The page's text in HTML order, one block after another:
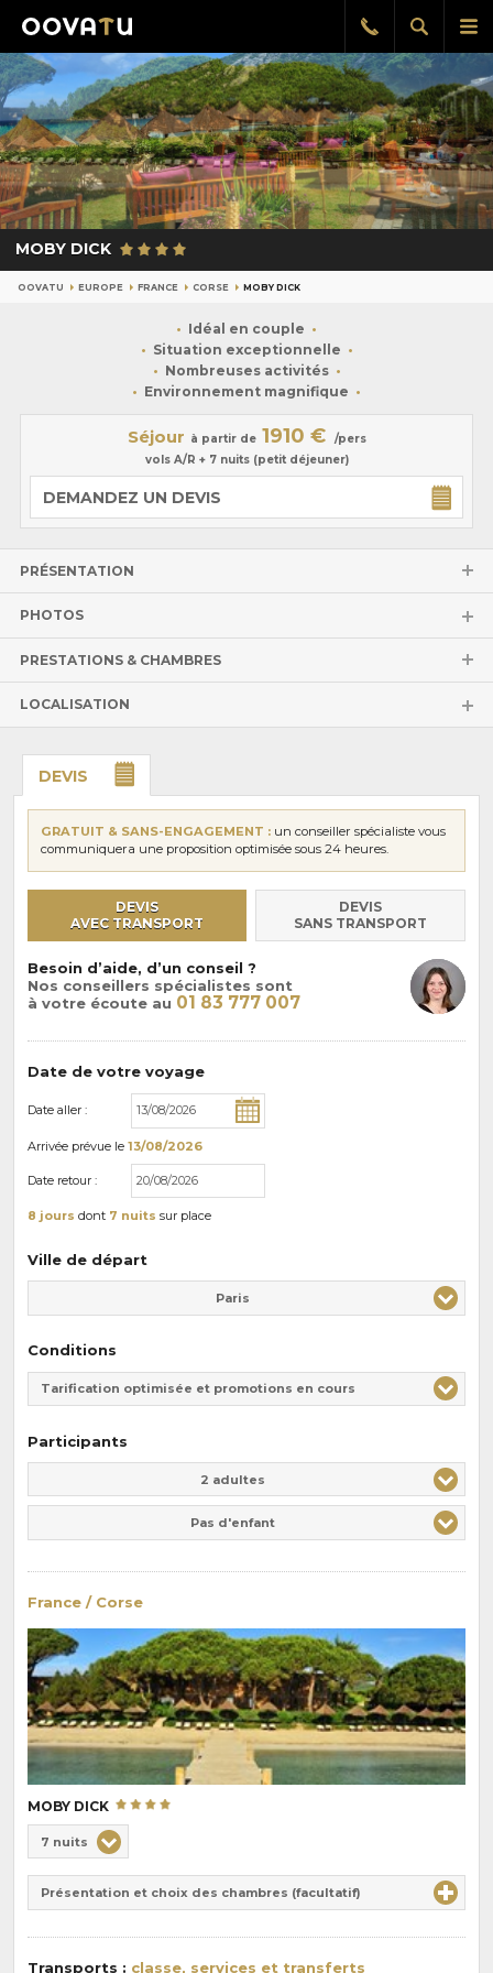
le
Afficher
la
Rappel
gratuit
MOBY DICK
OOVATU EUROPE FRANCE CORSE MOBY DICK
Idéal en couple
Situation exceptionnelle
Nombreuses activités
Environnement magnifique
Séjour à partir de 1910 €
/pers
vols A/R + 7 nuits (petit déjeuner)
DEMANDEZ UN DEVIS
PRÉSENTATION
PHOTOS
PRESTATIONS & CHAMBRES
LOCALISATION
DEVIS
GRATUIT & SANS-ENGAGEMENT : un conseiller spécialiste vous
communiquera une proposition optimisée sous 24 heures.
DEVIS
AVEC TRANSPORT
DEVIS
SANS TRANSPORT
Besoin d’aide, d’un conseil ?
Nos conseillers spécialistes sont
à votre écoute au 01 83 777 007
Date de votre voyage
Date aller :
Arrivée prévue le 13/08/2026
Date retour :
8 jours dont 7 nuits sur place
Ville de départ
Paris
Conditions
Tarification optimisée et promotions en cours
Participants
2 adultes
Pas d'enfant
France / Corse
MOBY DICK
de
pension
:
Durée
7 nuits
Présentation et choix des chambres (facultatif)
Transports : classe, services et transferts